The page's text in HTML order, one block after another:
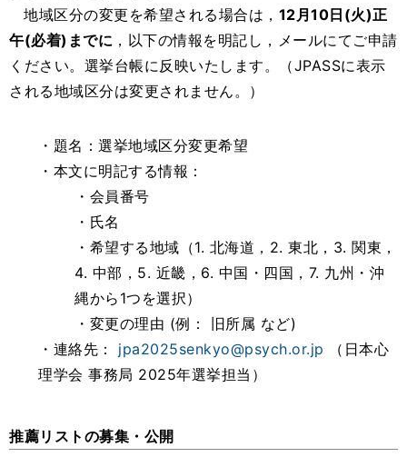
地域区分の変更を希望される場合は， 12月10日(火)正
午(必着)までに ，以下の情報を明記し，メールにてご申請
ください。選挙台帳に反映いたします。（JPASSに表示
される地域区分は変更されません。）
・題名：選挙地域区分変更希望
・本文に明記する情報：
・会員番号
・氏名
・希望する地域（1. 北海道，2. 東北，3. 関東，
4. 中部，5. 近畿，6. 中国・四国，7. 九州・沖
縄から1つを選択）
・変更の理由 (例： 旧所属 など)
・連絡先： jpa2025senkyo@psych.or.jp （日本心
理学会 事務局 2025年選挙担当）
推薦リストの募集・公開